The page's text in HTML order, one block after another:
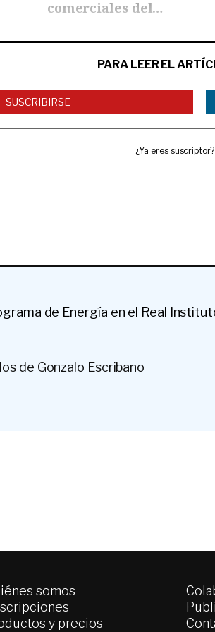
comerciales del
PARA LEER EL
SUSCRIBIRSE
¿Ya eres suscriptor?
de Energía en el Real
de Gonzalo Escribano
somos
y precios